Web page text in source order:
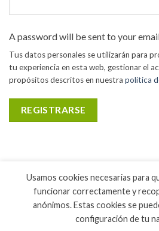
A password will be sent to your
Tus datos personales se utilizarán para
tu experiencia en esta web, gestionar el
propósitos descritos en nuestra política
REGISTRARSE
LIBROS CURRÍCULUM
Usamos cookies necesarias para
funcionar correctamente y
anónimos. Estas cookies se
configuración de tu